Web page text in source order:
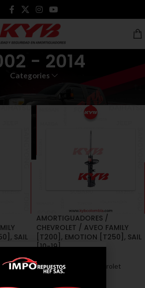
- 2014
Categories
SAIL
AMORTIGUADORES /
CHEVROLET / AVEO FAMILY
[T200], EMOTION [T250], SAIL
[10-19]
Amortiguadores Chevrolet